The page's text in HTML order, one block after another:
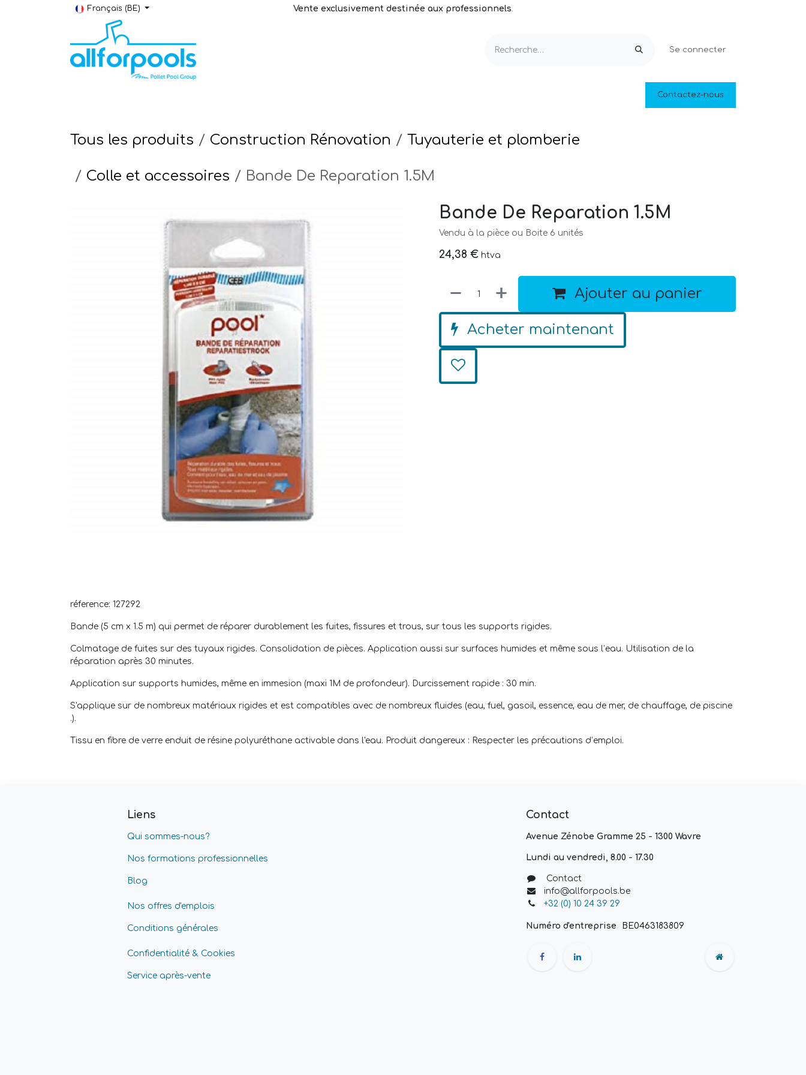
Se rendre au contenu
Français (BE) Vente exclusivement destinée aux professionnels.
Se connecter
Piscines naturelles
Contactez-nous
Tous les produits Construction Rénovation Tuyauterie et plomberie
Colle et accessoires Bande De Reparation 1.5M
Bande De Reparation 1.5M
Vendu à la pièce ou Boite 6 unités
24,38 € htva
Ajouter au panier
Acheter maintenant
réference: 127292
Bande (5 cm x 1.5 m) qui permet de réparer durablement les fuites, fissures et trous, sur tous les supports rigides.
Colmatage de fuites sur des tuyaux rigides. Consolidation de pièces. Application aussi sur surfaces humides et même sous l’eau. Utilisation de la
réparation après 30 minutes.
Application sur supports humides, même en immesion (maxi 1M de profondeur). Durcissement rapide : 30 min.
S'applique sur de nombreux matériaux rigides et est compatibles avec de nombreux fluides (eau, fuel, gasoil, essence, eau de mer, de chauffage, de piscine
.).
Tissu en fibre de verre enduit de résine polyuréthane activable dans l'eau. Produit dangereux : Respecter les précautions d’emploi.
Liens
Qui sommes-nous?
Nos formations professionnelles
Blog
Nos offres d'emplois
Conditions générales
Confidentialité & Cookies
Service après-vente
Contact
Avenue Zénobe Gramme 25 - 1300 Wavre
Lundi au vendredi, 8.00 - 17.30
Contact
info@allforpools.be
+32 (0) 10 24 39 29
Numéro d'entreprise BE0463183809